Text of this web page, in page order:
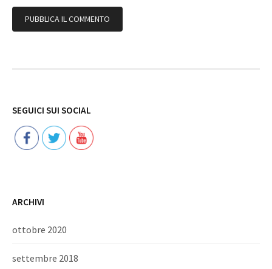
SEGUICI SUI SOCIAL
ARCHIVI
ottobre 2020
settembre 2018